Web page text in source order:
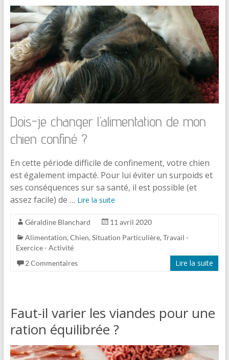
Dois-je changer l’alimentation de mon
chien confiné ?
En cette période difficile de confinement, votre chien
est également impacté. Pour lui éviter un surpoids et
ses conséquences sur sa santé, il est possible (et
assez facile) de … Lire la suite
Géraldine Blanchard
11 avril 2020
Alimentation, Chien, Situation Particulière, Travail -
Exercice - Activité
2 Commentaires
Lire la suite
Faut-il varier les viandes pour une
ration équilibrée ?